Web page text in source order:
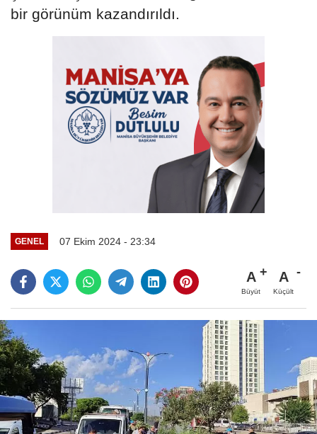
bir görünüm kazandırıldı.
GENEL 07 Ekim 2024 - 23:34
A
Büyüt
A
Küçült